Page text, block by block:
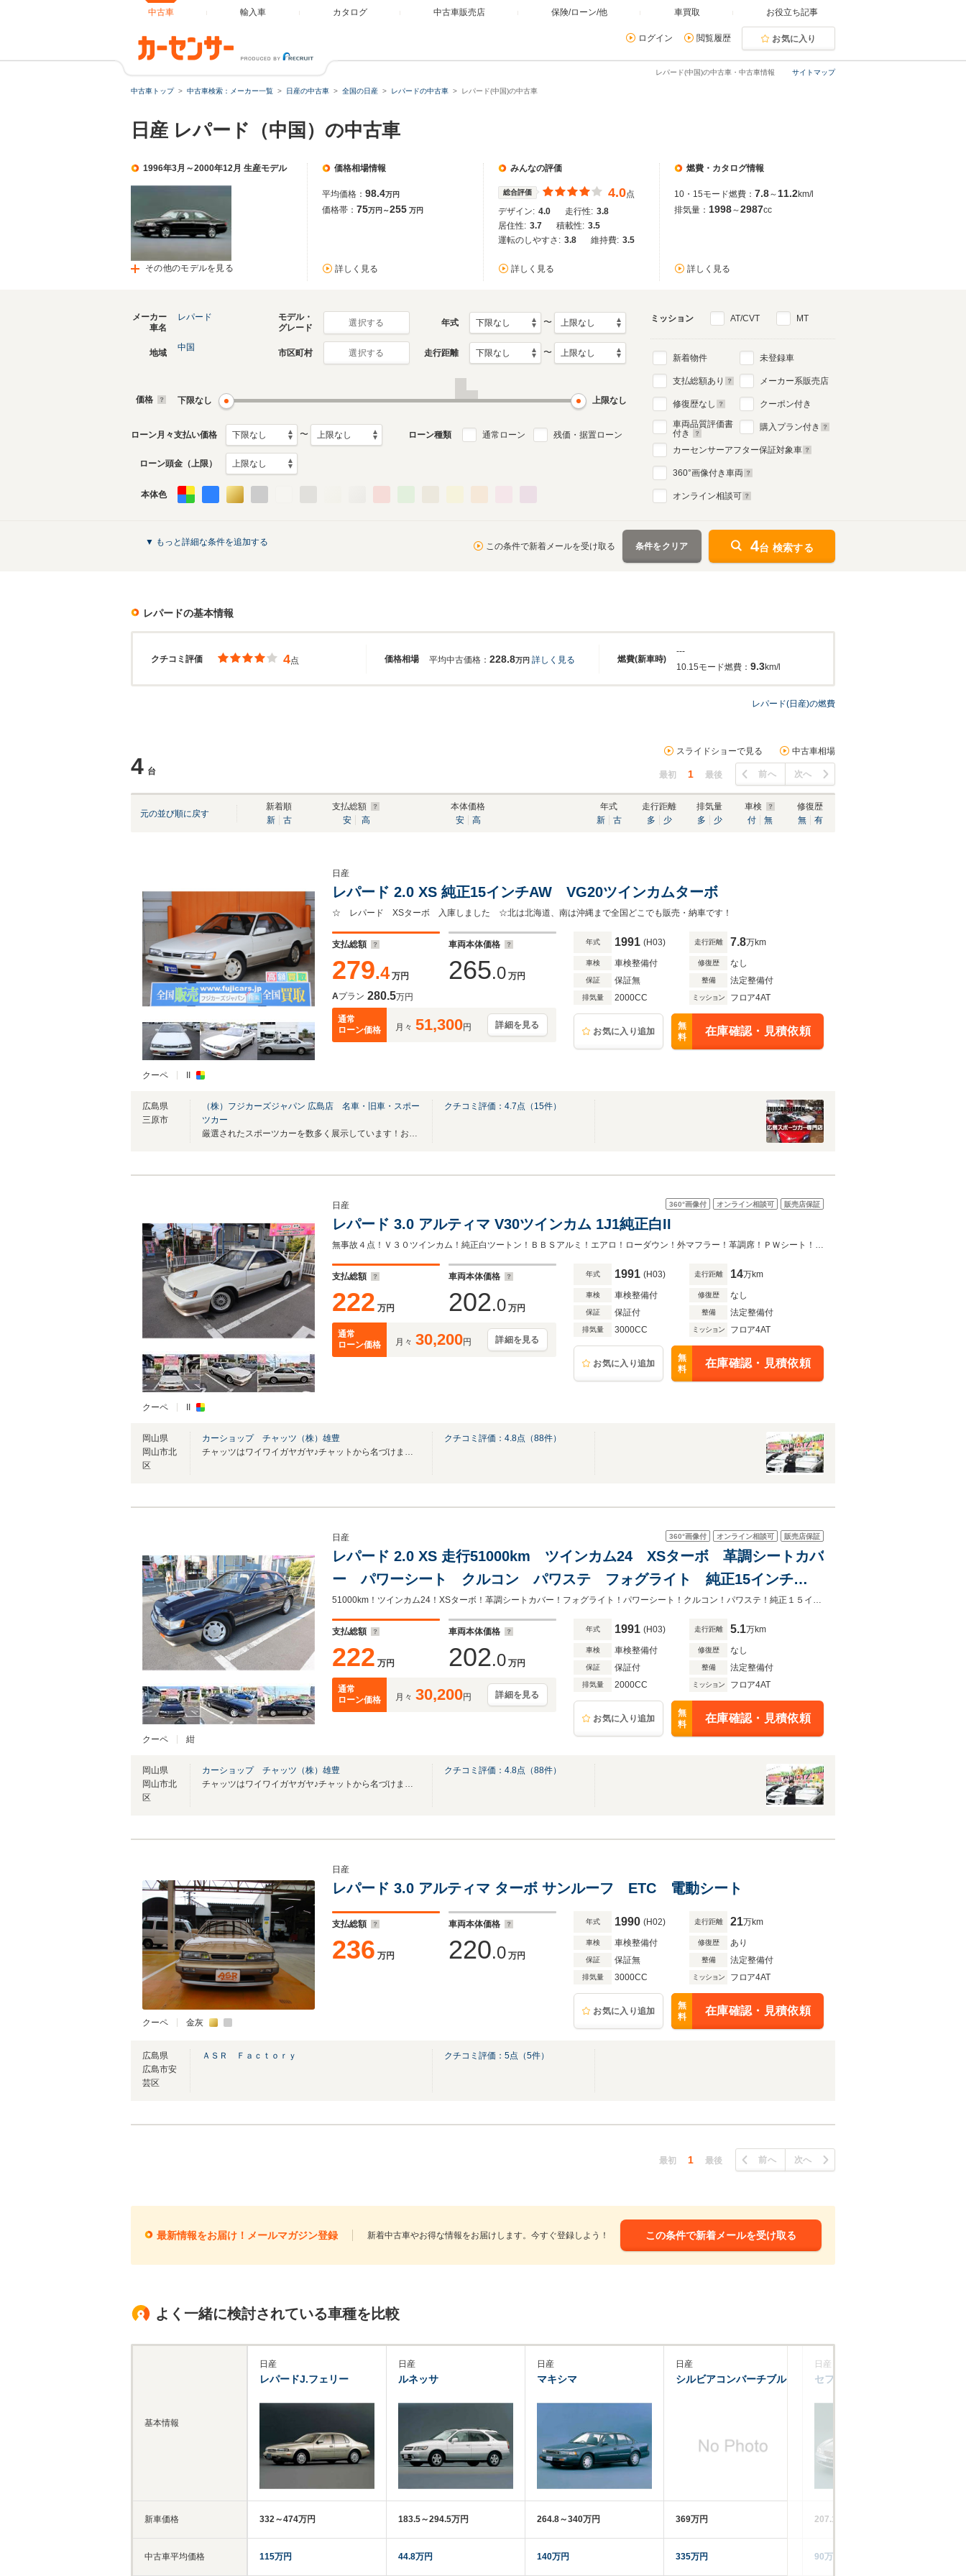
中古車 輸入車 カタログ 中古車販売店 保険/ローン/他 車買取 お役立ち記事
ログイン 閲覧履歴 お気に入り
サイトマップ
レパード(中国)の中古車・中古車情報
中古車トップ 中古車検索：メーカー一覧 日産の中古車 全国の日産 レパードの中古車 レパード(中国)の中古車
日産 レパード（中国）の中古車
1996年3月～2000年12月 生産モデル
その他のモデルを見る
価格相場情報
平均価格： 98.4万円
価格帯： 75万円～255 万円
詳しく見る
みんなの評価
総合評価 4.0点
デザイン: 4.0 走行性: 3.8
居住性: 3.7 積載性: 3.5
運転のしやすさ: 3.8 維持費: 3.5
詳しく見る
燃費・カタログ情報
10・15モード燃費： 7.8～ 11.2km/l
排気量： 1998～2987cc
詳しく見る
生産モデル
レパードのカタログを見る
メーカー
車名
レパード
モデル・
グレード
選択する 年式 〜
地域
中国
市区町村 選択する 走行距離 〜
価格 下限なし 上限なし
ローン月々支払い価格 〜 ローン種類 通常ローン 残価・据置ローン
ローン頭金（上限）
本体色
ミッション AT/CVT MT
新着物件
支払総額あり
修復歴なし
車両品質評価書
付き
未登録車
メーカー系販売店
クーポン付き
購入プラン付き
カーセンサーアフター保証対象車
360°画像付き車両
オンライン相談可
▼ もっと詳細な条件を追加する この条件で新着メールを受け取る 条件をクリア 4台 検索する
レパードの基本情報
クチコミ評価 価格相場 燃費(新車時)
4点 平均中古価格： 228.8万円 詳しく見る
---
10.15モード燃費： 9.3km/l
レパード(日産)の燃費
4 台
スライドショーで見る 中古車相場
最初 1 最後 前へ 次へ
元の並び順に戻す
新着順
新
古
支払総額
安
高
本体価格
安
高
年式
新
古
走行距離
多
少
排気量
多
少
車検
付
無
修復歴
無
有
クーペ
日産
レパード 2.0 XS 純正15インチAW VG20ツインカムターボ
☆ レパード XSターボ 入庫しました ☆北は北海道、南は沖縄まで全国どこでも販売・納車です！
支払総額
279.4 万円
車両本体価格
265.0 万円
Aプラン 280.5万円
通常
ローン価格
月々 51,300円 詳細を見る
年式 1991 (H03) 走行距離 7.8万km
車検 車検整備付 修復歴 なし
保証 保証無 整備 法定整備付
排気量 2000CC ミッション フロア4AT
お気に入り追加
無
料
在庫確認・見積依頼
広島県
三原市
（株）フジカーズジャパン 広島店 名車・旧車・スポー
ツカー
厳選されたスポーツカーを数多く展示しています！お気軽にご来店ください。
クチコミ評価： 4.7点（ 15件）
クーペ
360°画像付 オンライン相談可 販売店保証
日産
レパード 3.0 アルティマ V30ツインカム 1J1純正白II
無事故４点！Ｖ３０ツインカム！純正白ツートン！ＢＢＳアルミ！エアロ！ローダウン！外マフラー！革調席！ＰＷシート！ナビフルセグ！タイベル済！車検多！記録簿！
支払総額
222 万円
車両本体価格
202.0 万円
通常
ローン価格
月々 30,200円 詳細を見る
年式 1991 (H03) 走行距離 14万km
車検 車検整備付 修復歴 なし
保証 保証付 整備 法定整備付
排気量 3000CC ミッション フロア4AT
お気に入り追加
無
料
在庫確認・見積依頼
岡山県
岡山市北
区
カーショップ チャッツ（株）雄豊
チャッツはワイワイガヤガヤ♪チャットから名づけました。楽しい車のテーマパークです
クチコミ評価： 4.8点（88件）
クーペ 紺
360°画像付 オンライン相談可 販売店保証
日産
レパード 2.0 XS 走行51000km ツインカム24 XSターボ 革調シートカバ
ー パワーシート クルコン パワステ フォグライト 純正15インチ
AW タイヤ6分
51000km！ツインカム24！XSターボ！革調シートカバー！フォグライト！パワーシート！クルコン！パワステ！純正１５インチＡＷ！タイヤ山多！
支払総額
222 万円
車両本体価格
202.0 万円
通常
ローン価格
月々 30,200円 詳細を見る
年式 1991 (H03) 走行距離 5.1万km
車検 車検整備付 修復歴 なし
保証 保証付 整備 法定整備付
排気量 2000CC ミッション フロア4AT
お気に入り追加
無
料
在庫確認・見積依頼
岡山県
岡山市北
区
カーショップ チャッツ（株）雄豊
チャッツはワイワイガヤガヤ♪チャットから名づけました。楽しい車のテーマパークです
クチコミ評価： 4.8点（88件）
クーペ 金灰
日産
レパード 3.0 アルティマ ターボ サンルーフ ETC 電動シート
支払総額
236 万円
車両本体価格
220.0 万円
年式 1990 (H02) 走行距離 21万km
車検 車検整備付 修復歴 あり
保証 保証無 整備 法定整備付
排気量 3000CC ミッション フロア4AT
お気に入り追加
無
料
在庫確認・見積依頼
広島県
広島市安
芸区
ＡＳＲ Ｆａｃｔｏｒｙ クチコミ評価： 5点（5件）
最初 1 最後 前へ 次へ
最新情報をお届け！メールマガジン登録 新着中古車やお得な情報をお届けします。今すぐ登録しよう！ この条件で新着メールを受け取る
よく一緒に検討されている車種を比較
基本情報
新車価格
中古車平均価格
日産
レパードJ.フェリー
332～474万円
115万円
日産
ルネッサ
183.5～294.5万円
44.8万円
日産
マキシマ
264.8～340万円
140万円
日産
シルビアコンバーチブル
369万円
335万円
日産
セフィーロ
207.1～320万円
90万円